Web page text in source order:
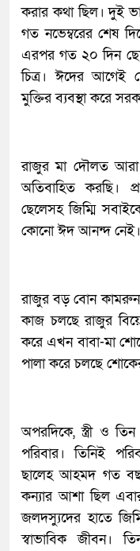
করার কথা ছিল। দুই
গত নভেম্বরের শেষ
এরপর গত ২০ দিন
চিত্র। ঈদের আগেই
মুক্তির ব্যবস্থা করে
রাজুর মা দৌলত আরা
অতিবাহিত করছি।
ছেলেসহ জিম্মি
কোনো ঈদ আনন্দ নেই।
রাজুর বড় বোন কামরুন
কাজ চলছে রাজুর
করে এখন বাবা-মা
পালা করে চলছে
অপরদিকে, স্ত্রী ও
পরিবার। তিনিই
ছালেহ আহমদ গত
কন্যার আশা ছিল
জলদস্যুদের হাতে
স্বাভাবিক জীবন।